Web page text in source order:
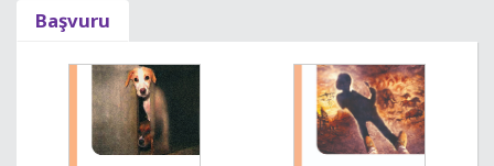
Başvuru